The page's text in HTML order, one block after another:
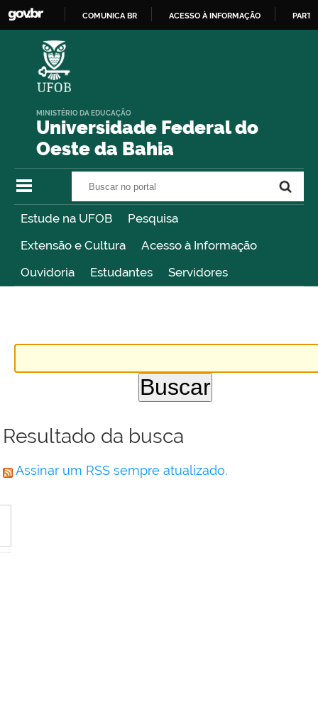
COMUNICA BR ACESSO À INFORMAÇÃO
Universidade Federal do
Oeste da Bahia
MINISTÉRIO DA EDUCAÇÃO
Estude na UFOB
Pesquisa
Extensão e Cultura
Acesso à Informação
Ouvidoria
Estudantes Servidores
Resultado da busca
Assinar um RSS sempre atualizado.